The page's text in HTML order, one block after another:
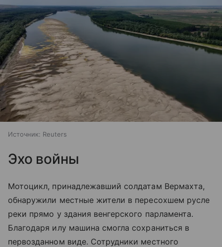
Источник: Reuters
Эхо войны
Мотоцикл, принадлежавший солдатам Вермахта,
обнаружили местные жители в пересохшем русле
реки прямо у здания венгерского парламента.
Благодаря илу машина смогла сохраниться в
первозданном виде. Сотрудники местного